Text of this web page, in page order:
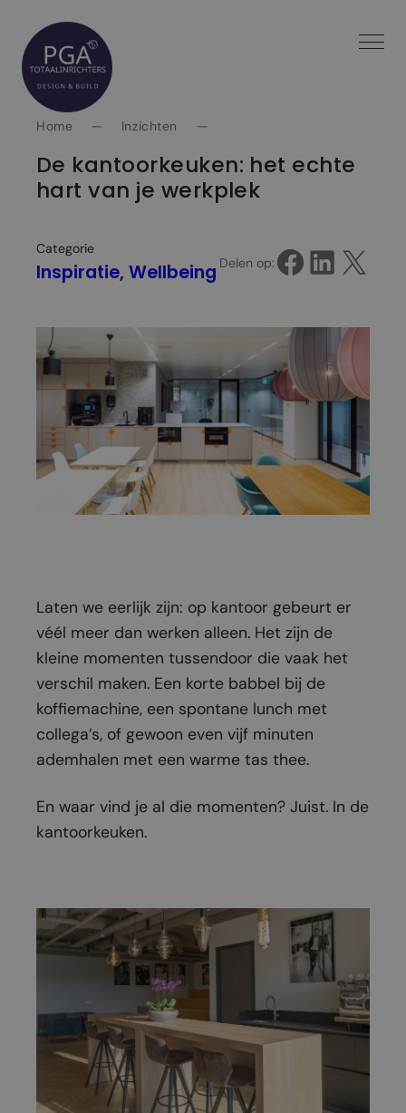
Spring
naar
inhoud
Home — Inzichten —
De kantoorkeuken: het echte
hart van je werkplek
Categorie
Inspiratie, Wellbeing Delen op: Delen op Facebook Delen op LinkedIn Delen op X
Laten we eerlijk zijn: op kantoor gebeurt er
véél meer dan werken alleen. Het zijn de
kleine momenten tussendoor die vaak het
verschil maken. Een korte babbel bij de
koffiemachine, een spontane lunch met
collega’s, of gewoon even vijf minuten
ademhalen met een warme tas thee.
En waar vind je al die momenten? Juist. In de
kantoorkeuken.